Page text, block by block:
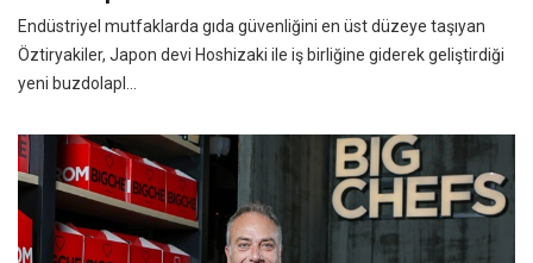
Endüstriyel mutfaklarda gıda güvenliğini en üst düzeye taşıyan
Öztiryakiler, Japon devi Hoshizaki ile iş birliğine giderek geliştirdiği
yeni buzdolapl...